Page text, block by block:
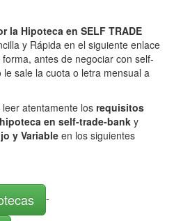
la Hipoteca en SELF TRADE
y Rápida en el siguiente enlace
antes de negociar con self-
sale la cuota o letra mensual a
atentamente los requisitos
en self-trade-banky
y Variable en los siguientes
-